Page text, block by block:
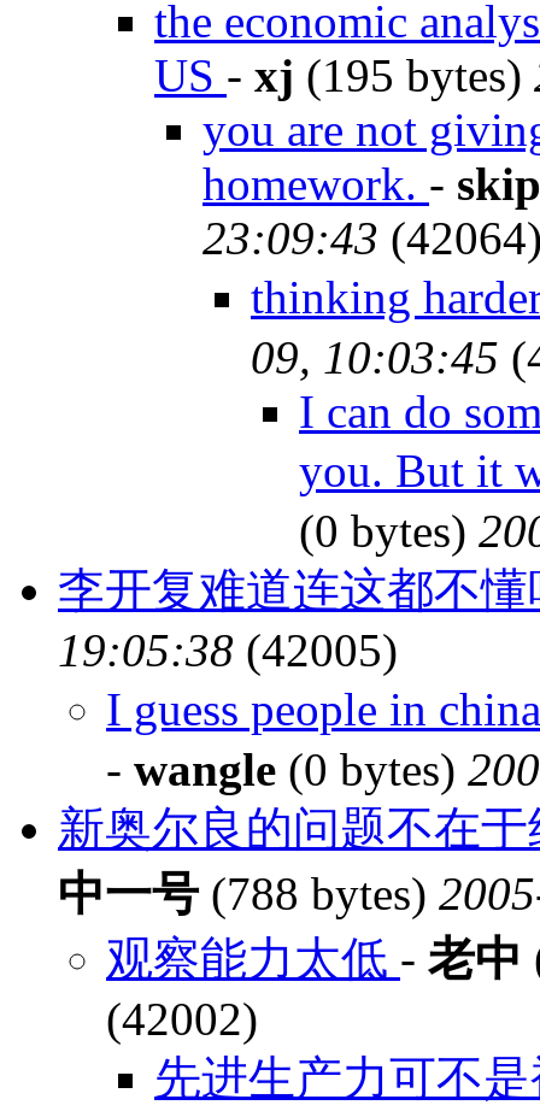
the economic
US - xj (195 bytes)
you are not
homework. -
23:09:43
thinking
09, 10:03:45
I can do
you. But it
(0 bytes)
李开复难道连这都不
19:05:38 (42005)
I guess people in
- wangle (0 bytes)
新奥尔良的问题不在
中一号(788 bytes)
观察能力太低 - 老中
(42002)
先进生产力可不